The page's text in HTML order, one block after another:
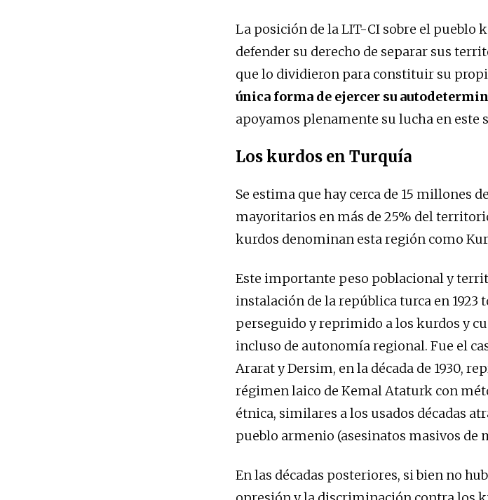
La posición de la LIT-CI sobre el pueblo
defender su derecho de separar sus
que lo dividieron para constituir su
única forma de ejercer su
apoyamos plenamente su lucha en este
Los kurdos en Turquía
Se estima que hay cerca de 15 millones
mayoritarios en más de 25% del
kurdos denominan esta región como
Este importante peso poblacional y
instalación de la república turca en
perseguido y reprimido a los kurdos y
incluso de autonomía regional. Fue el
Ararat y Dersim, en la década de 1930,
régimen laico de Kemal Ataturk con
étnica, similares a los usados décadas
pueblo armenio (asesinatos masivos de
En las décadas posteriores, si bien no